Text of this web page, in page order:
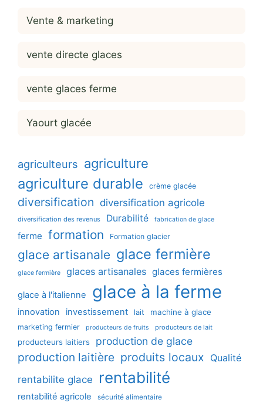
Vente & marketing
vente directe glaces
vente glaces ferme
Yaourt glacée
agriculteurs agriculture
agriculture durable crème glacée
diversification diversification agricole
diversification des revenus Durabilité fabrication de glace
ferme formation Formation glacier
glace artisanale glace fermière
glace fermière glaces artisanales glaces fermières
glace à l'italienne glace à la ferme
innovation investissement lait machine à glace
marketing fermier producteurs de fruits producteurs de lait
producteurs laitiers production de glace
production laitière produits locaux Qualité
rentabilite glace
rentabilité
rentabilité agricole sécurité alimentaire